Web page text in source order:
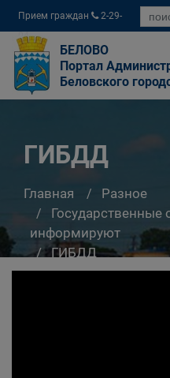
Прием граждан
2-29-
04
БЕЛОВО
Портал
Беловского
ГИБДД
Главная
Разное
Государственные
информируют
ГИБДД